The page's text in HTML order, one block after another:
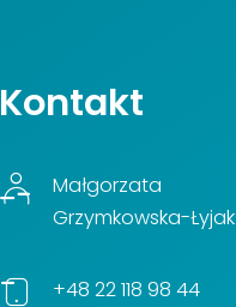
Kontakt
Małgorzata
Grzymkowska-Łyjak
+48 22 118 98 44